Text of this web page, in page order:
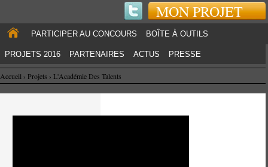
MON PROJET
PARTICIPER AU CONCOURS BOÎTE À OUTILS
PROJETS 2016 PARTENAIRES ACTUS PRESSE
Accueil › Projets › L'Académie Des Talents